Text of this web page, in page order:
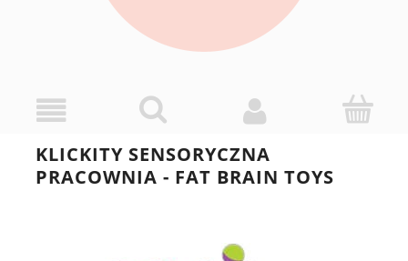
KLICKITY SENSORYCZNA
PRACOWNIA - FAT BRAIN TOYS